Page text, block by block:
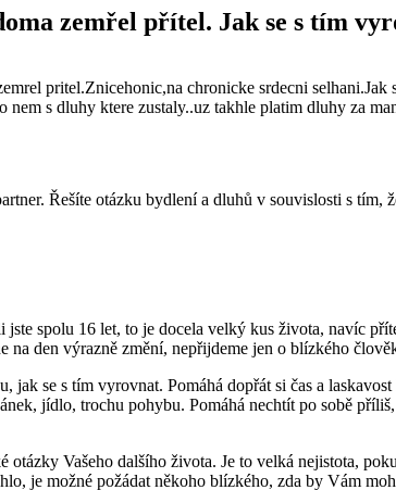
zemřel přítel. Jak se s tím
pritel.Znicehonic,na chronicke srdecni
nem s dluhy ktere zustaly..uz takhle platim dluhy za
Řešíte otázku bydlení a dluhů v souvislosti s tím,
spolu 16 let, to je docela velký kus života, navíc
na den výrazně změní, nepřijdeme jen o blízkého
jak se s tím vyrovnat. Pomáhá dopřát si čas a
jídlo, trochu pohybu. Pomáhá nechtít po sobě
Vašeho dalšího života. Je to velká nejistota,
je možné požádat někoho blízkého, zda by Vám